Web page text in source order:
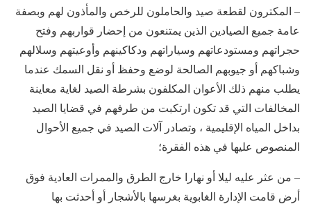
– المكترون لقطعة صيد والحاملون للرخص والمأذون لهم وبصفة
عامة جميع الصيادين الذين يمتنعون من إحضار قواربهم وفتح
حجراتهم ومستودعاتهم وسياراتهم ودكاكينهم وأوعيتهم وسلالهم
وشباكهم أو جيوبهم الصالحة لوضع وحفظ أو نقل السمك عندما
يطلب منهم ذلك الأعوان المكلفون بشرطة الصيد لغاية معاينة
المخالفات التي قد تكون ارتكبت من طرفهم في قضايا الصيد
بداخل المياه الإقليمية ، وتصادر آلات الصيد في جميع الأحوال
المنصوص عليها في هذه الفقرة؛
– من عثر عليه ليلا أو نهارا خارج الطرق والممرات العادية فوق
أرض قامت الإدارة الغابوية بغرسها بالأشجار أو أحدثت بها